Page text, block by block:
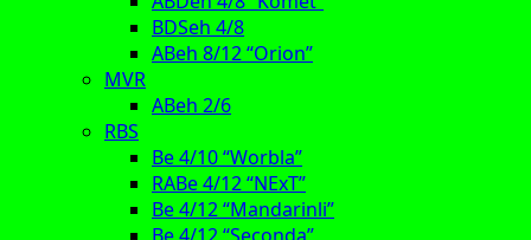
BDSeh 4/8
ABeh 8/12 “Orion”
MVR
ABeh 2/6
RBS
Be 4/10 “Worbla”
RABe 4/12 “NExT”
Be 4/12 “Mandarinli”